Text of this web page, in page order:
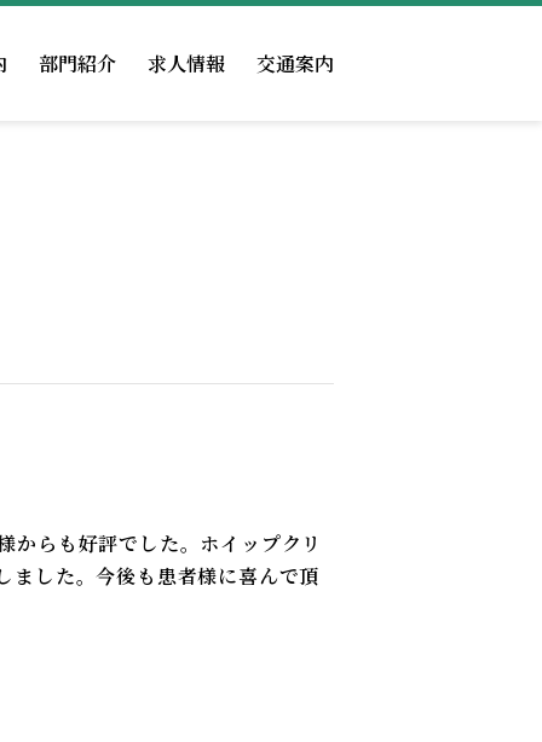
部門紹介 求人情報 交通案内
からも好評でした。ホイップクリ
ました。今後も患者様に喜んで頂